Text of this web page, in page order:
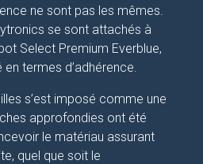
ne sont pas les mêmes.
se sont attachés à
Select Premium Everblue,
termes d’adhérence.
s’est imposé comme une
approfondies ont été
le matériau assurant
quel que soit le